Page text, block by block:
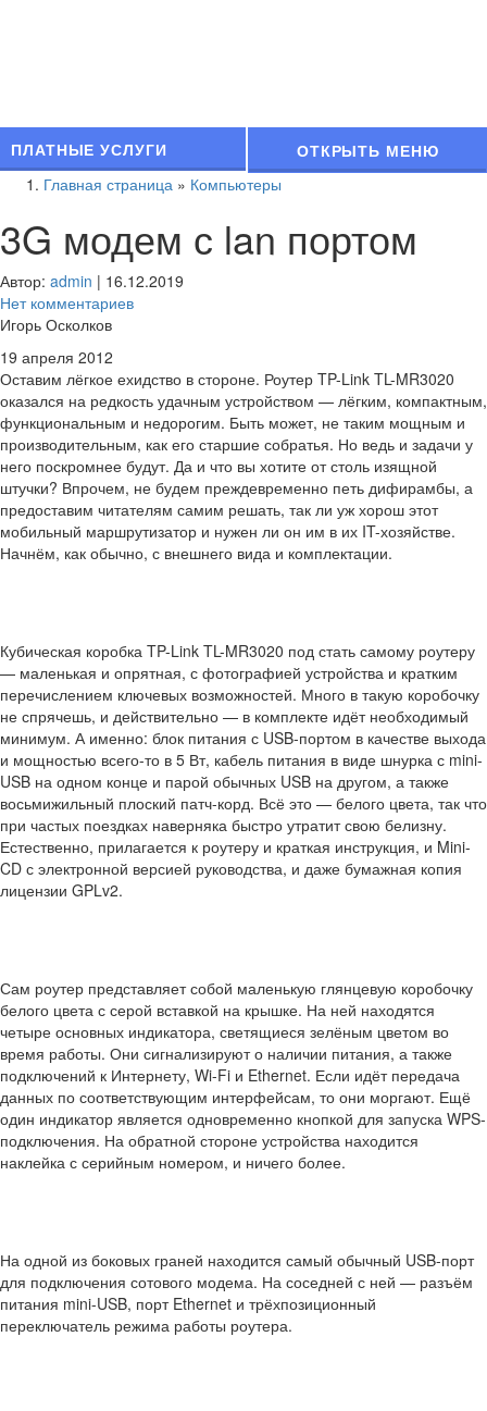
ОТКРЫТЬ МЕНЮ
ПЛАТНЫЕ УСЛУГИ
Главная страница » Компьютеры
3G модем с lan портом
Автор: admin | 16.12.2019
Нет комментариев
Игорь Осколков
19 апреля 2012
Оставим лёгкое ехидство в стороне. Роутер TP-Link TL-MR3020
оказался на редкость удачным устройством — лёгким, компактным,
функциональным и недорогим. Быть может, не таким мощным и
производительным, как его старшие собратья. Но ведь и задачи у
него поскромнее будут. Да и что вы хотите от столь изящной
штучки? Впрочем, не будем преждевременно петь дифирамбы, а
предоставим читателям самим решать, так ли уж хорош этот
мобильный маршрутизатор и нужен ли он им в их IT-хозяйстве.
Начнём, как обычно, с внешнего вида и комплектации.
Кубическая коробка TP-Link TL-MR3020 под стать самому роутеру
— маленькая и опрятная, с фотографией устройства и кратким
перечислением ключевых возможностей. Много в такую коробочку
не спрячешь, и действительно — в комплекте идёт необходимый
минимум. А именно: блок питания с USB-портом в качестве выхода
и мощностью всего-то в 5 Вт, кабель питания в виде шнурка с mini-
USB на одном конце и парой обычных USB на другом, а также
восьмижильный плоский патч-корд. Всё это — белого цвета, так что
при частых поездках наверняка быстро утратит свою белизну.
Естественно, прилагается к роутеру и краткая инструкция, и Mini-
CD с электронной версией руководства, и даже бумажная копия
лицензии GPLv2.
Сам роутер представляет собой маленькую глянцевую коробочку
белого цвета с серой вставкой на крышке. На ней находятся
четыре основных индикатора, светящиеся зелёным цветом во
время работы. Они сигнализируют о наличии питания, а также
подключений к Интернету, Wi-Fi и Ethernet. Если идёт передача
данных по соответствующим интерфейсам, то они моргают. Ещё
один индикатор является одновременно кнопкой для запуска WPS-
подключения. На обратной стороне устройства находится
наклейка с серийным номером, и ничего более.
На одной из боковых граней находится самый обычный USB-порт
для подключения сотового модема. На соседней с ней — разъём
питания mini-USB, порт Ethernet и трёхпозиционный
переключатель режима работы роутера.